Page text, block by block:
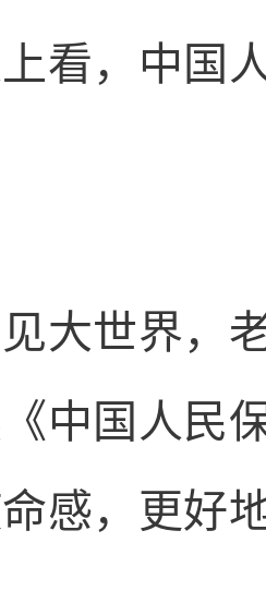
看，中国
大世界，
中国人民
感，更好